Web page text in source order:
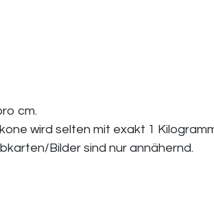
cm.
wird selten mit exakt 1
Bilder sind nur annähernd.